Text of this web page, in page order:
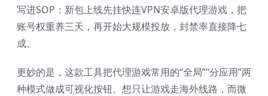
写进SOP：新包上线先挂快连VPN安卓版代理游戏，把
账号权重养三天，再开始大规模投放，封禁率直接降七
成。
更妙的是，这款工具把代理游戏常用的“全局”“分应用”两
种模式做成可视化按钮。想只让游戏走海外线路，而微